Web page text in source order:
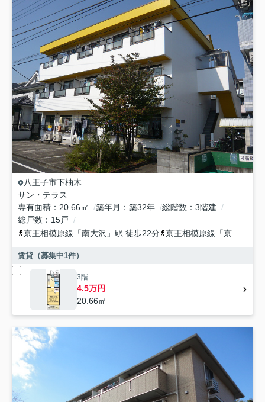
八王子市下柚木
サン・テラス
専有面積
20.66㎡ 築年月 築32年 総階数
3階建
総戸数
15戸
京王相模原線 「南大沢 」駅 徒歩22分 京王相模原線 「京王堀之内
賃貸（募集中1件）
3階
4.5万円
20.66㎡